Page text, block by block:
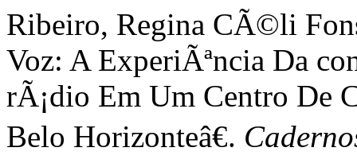
Ribeiro, Regina CÃ©li
Voz: A ExperiÃªncia Da
rÃ¡dio Em Um Centro De
Belo Horizonteâ€.